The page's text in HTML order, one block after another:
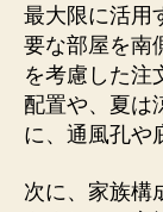
最大限に活用
要な部屋を南
を考慮した注
配置や、夏は
に、通風孔や
次に、家族構